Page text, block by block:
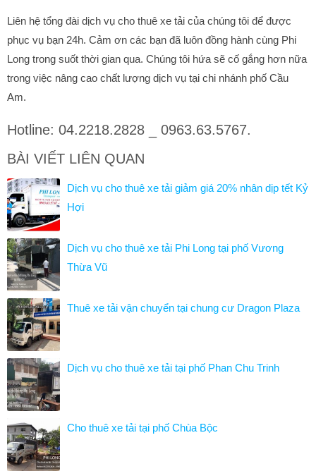
Liên hệ tổng đài dịch vụ cho thuê xe tải của chúng tôi để được
phục vụ bạn 24h. Cảm ơn các bạn đã luôn đồng hành cùng Phi
Long trong suốt thời gian qua. Chúng tôi hứa sẽ cố gắng hơn nữa
trong việc nâng cao chất lượng dịch vụ tại chi nhánh phố Cầu
Am.
Hotline: 04.2218.2828 _ 0963.63.5767.
BÀI VIẾT LIÊN QUAN
Dịch vụ cho thuê xe tải giảm giá 20% nhân dịp tết Kỷ
Hợi
Dịch vụ cho thuê xe tải Phi Long tại phố Vương
Thừa Vũ
Thuê xe tải vận chuyển tại chung cư Dragon Plaza
Dịch vụ cho thuê xe tải tại phố Phan Chu Trinh
Cho thuê xe tải tại phố Chùa Bộc